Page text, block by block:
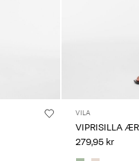
VILA
VIPRISILLA
279,95 kr